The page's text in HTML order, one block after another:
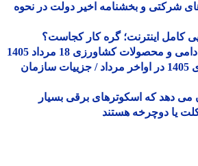
شرکتی و بخشنامه اخیر دولت در نحوه
اینترنت؛ گره کار کجاست؟
کشاورزی 18 مرداد 1405
اعلام نتایج نهایی دکتری 1405 در اواخر مرداد / جزییات سازمان
دهد که اسکوترهای برقی بسیار
دوچرخه هستند